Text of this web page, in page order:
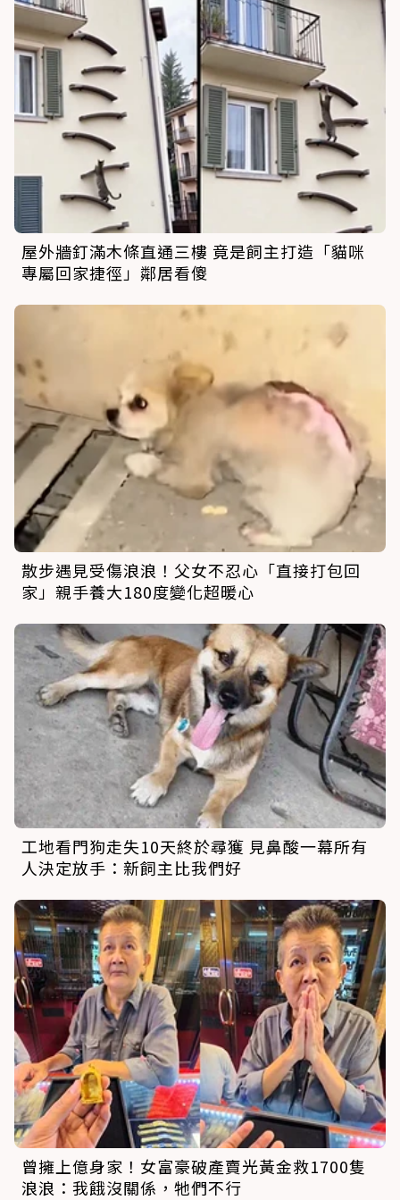
屋外牆釘滿木條直通三樓 竟是飼主打造「貓咪
專屬回家捷徑」鄰居看傻
散步遇見受傷浪浪！父女不忍心「直接打包回
家」親手養大180度變化超暖心
工地看門狗走失10天終於尋獲 見鼻酸一幕所有
人決定放手：新飼主比我們好
曾擁上億身家！女富豪破產賣光黃金救1700隻
浪浪：我餓沒關係，牠們不行